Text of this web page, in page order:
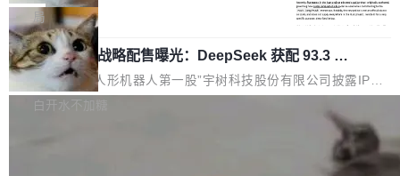
2.75 亿次，全年预计 140 亿次。GitHub...
5% RHAE Best@1，超过了 ARC 报告的人类专
家基线 95.4%。 不是又一个 coding agent 包装
器 Prime Agent 的架构和市面上大多数 coding
agent 有本质区别。大多数 agent harness 的设
计是基于早期模型的能力—...
覆盖 rust-lang/rust 单一仓库的代码贡献。这不
是项目级别的官方立场，目前由五个团队采纳，
但它可能是主流开源项目中关于 AI 辅助贡献最
细致的一份规则。 政策的核心只有一句话：LLM
可以用来分析、提炼、审阅、建议，但不能用来
局
宇树科技 IPO 战略配售曝光：DeepSeek 获配 93.3 万
股，锁定 36 个月
8月6日晚间，“人形机器人第一股”宇树科技股份有限公司披露IPO
发行价格及战略配售结果，杭州深度求索人工智能基础技术研究有
限公司（DeepSeek）获配93.3399万股，按150.8元/股发行价格
计算，认购金额约1.41亿元，股份锁定期为36个月。 公告显示，
本次宇树科技战略配售对象主要包括长期投资机构、与公司业务具
白开水不加糖
Docker 29.7.2 现已发布，具体更新内容如下： Bug fixes and en